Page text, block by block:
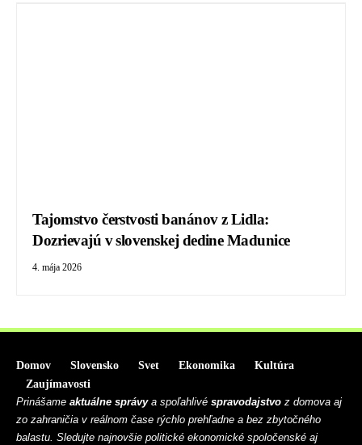
Tajomstvo čerstvosti banánov z Lidla:
Dozrievajú v slovenskej dedine Madunice
4. mája 2026
Domov Slovensko Svet Ekonomika
Kultúra
Zaujímavosti
Prinášame aktuálne správya spoľahlivé spravodajstvo z domova aj
zo zahraničia v reálnom čase rýchlo prehľadne a bez zbytočného
balastu. Sledujte najnovšie politické ekonomické spoločenské aj